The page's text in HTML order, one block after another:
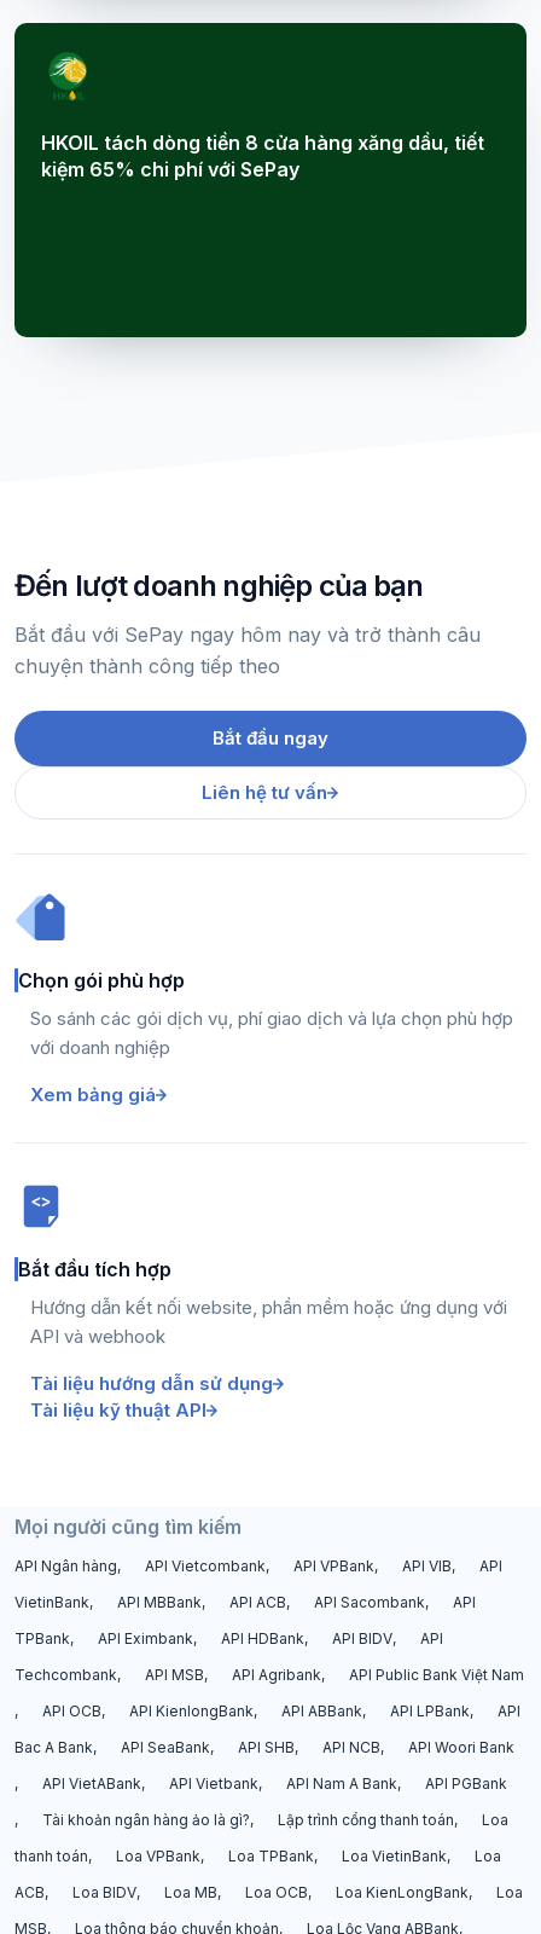
HKOIL tách dòng tiền 8 cửa hàng xăng dầu, tiết
kiệm 65% chi phí với SePay
Đến lượt doanh nghiệp của bạn
Bắt đầu với SePay ngay hôm nay và trở thành câu
chuyện thành công tiếp theo
Bắt đầu ngay
Liên hệ tư vấn
Chọn gói phù hợp
So sánh các gói dịch vụ, phí giao dịch và lựa chọn phù hợp
với doanh nghiệp
Xem bảng giá
Bắt đầu tích hợp
Hướng dẫn kết nối website, phần mềm hoặc ứng dụng với
API và webhook
Tài liệu hướng dẫn sử dụng
Tài liệu kỹ thuật API
Mọi người cũng tìm kiếm
API Ngân hàng API Vietcombank API VPBank API VIB
API
VietinBank
API MBBank API ACB API Sacombank
API
TPBank
API Eximbank API HDBank API BIDV
API
Techcombank
API MSB API Agribank
API Public Bank Việt Nam
API OCB
API KienlongBank API ABBank API LPBank
API
Bac A Bank
API SeaBank API SHB API NCB
API Woori Bank
API VietABank
API Vietbank API Nam A Bank
API PGBank
Tài khoản ngân hàng ảo là gì?
Lập trình cổng thanh toán
Loa
thanh toán
Loa VPBank Loa TPBank Loa VietinBank
Loa
ACB
Loa BIDV Loa MB Loa OCB Loa KienLongBank
Loa
MSB
Loa thông báo chuyển khoản Loa Lộc Vang ABBank